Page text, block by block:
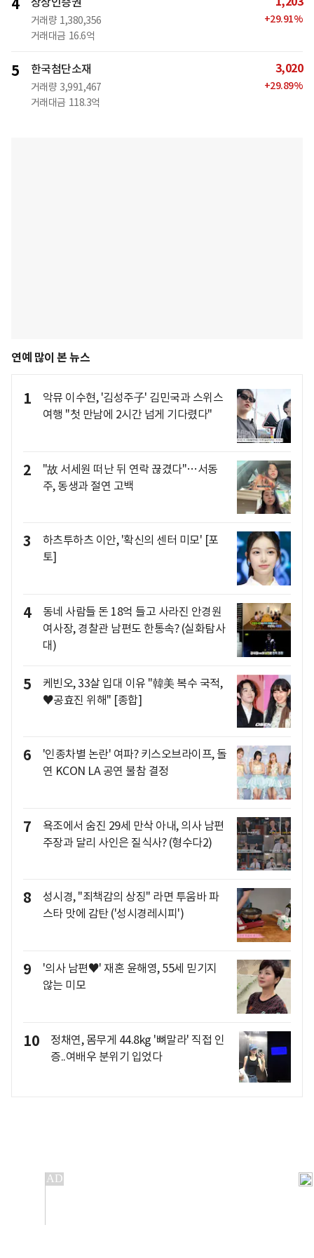
4
거래량 1,380,356
거래대금 16.6억
+29.91%
5 한국첨단소재
거래량 3,991,467
거래대금 118.3억
3,020
+29.89%
연예 많이 본 뉴스
1
악뮤 이수현, '김성주子' 김민국과 스위스
여행 "첫 만남에 2시간 넘게 기다렸다"
2
"故 서세원 떠난 뒤 연락 끊겼다"…서동
주, 동생과 절연 고백
3
하츠투하츠 이안, '확신의 센터 미모' [포
토]
4
동네 사람들 돈 18억 들고 사라진 안경원
여사장, 경찰관 남편도 한통속? (실화탐사
대)
5
케빈오, 33살 입대 이유 "韓美 복수 국적,
♥공효진 위해" [종합]
6
'인종차별 논란' 여파? 키스오브라이프, 돌
연 KCON LA 공연 불참 결정
7
욕조에서 숨진 29세 만삭 아내, 의사 남편
주장과 달리 사인은 질식사? (형수다2)
8
성시경, "죄책감의 상징" 라면 투움바 파
스타 맛에 감탄 ('성시경레시피')
9
'의사 남편♥' 재혼 윤해영, 55세 믿기지
않는 미모
10
정채연, 몸무게 44.8kg '뼈말라' 직접 인
증..여배우 분위기 입었다